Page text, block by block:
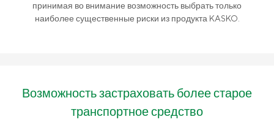
принимая во внимание возможность выбрать только
наиболее существенные риски из продукта KASKO.
Возможность застраховать более старое
транспортное средство